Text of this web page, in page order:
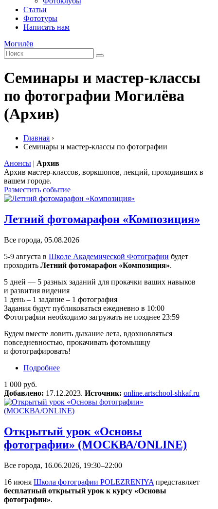
Статьи
Фототуры
Написать нам
Могилёв
Семинары и мастер-классы
по фотографии Могилёва
(Архив)
Главная ›
Семинары и мастер-классы по фотографии
Анонсы | Архив
Архив мастер-классов, воркшопов, лекций, проходивших в
вашем городе.
Разместить событие
Летний фотомарафон «Композиция»
Все города, 05.08.2026
5-9 августа в Школе Академической Фотографии будет
проходить Летний фотомарафон «Композиция».
5 дней — 5 разных заданий для прокачки ваших навыков
и развития видения
1 день – 1 задание – 1 фотография
Задания будут публиковаться ежедневно в 10:00
Фотографии необходимо загружать не позднее 23:59
Будем вместе ловить дыхание лета, вдохновляться
повседневностью, прокачивать фотомышцу
и фотографировать!
Подробнее
1 000 руб.
Добавлено: 17.12.2023. Источник: online.artschool-shkaf.ru
Открытый урок «Основы
фотографии» (МОСКВА/ONLINE)
Все города, 16.06.2026, 19:30–22:00
16 июня Школа фотографии POLEZRENIYA представляет
бесплатный открытый урок к курсу «Основы
фотографии».